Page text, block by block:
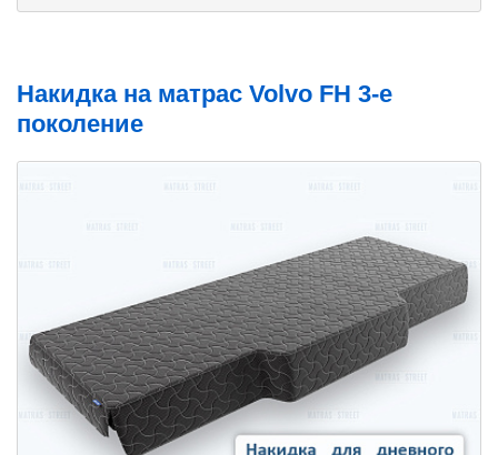
Накидка на матрас Volvo FH 3-е
поколение